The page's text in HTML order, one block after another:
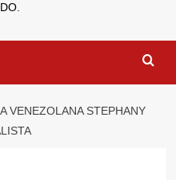
VENEZOLANA STEPHANY